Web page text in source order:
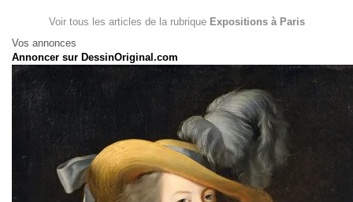
Voir tous les articles de la rubrique Expositions à Paris
Vos annonces
Annoncer sur DessinOriginal.com